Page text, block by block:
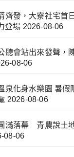
齊發，大寮社宅首
登場 2026-08-06
聽會站出來發聲，
08-06
泉化身水樂園 暑假
2026-08-06
滿落幕 青農說土
08-06